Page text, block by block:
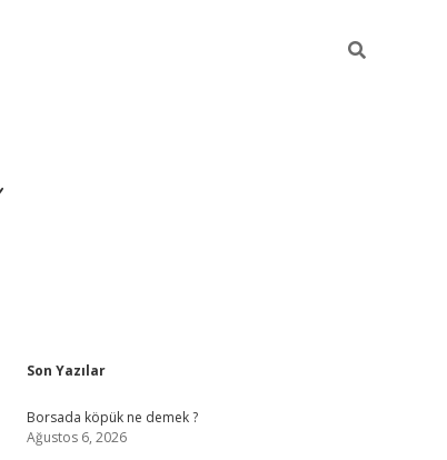
Sidebar
Son Yazılar
Borsada köpük ne demek ?
Ağustos 6, 2026
hiltonbet giriş